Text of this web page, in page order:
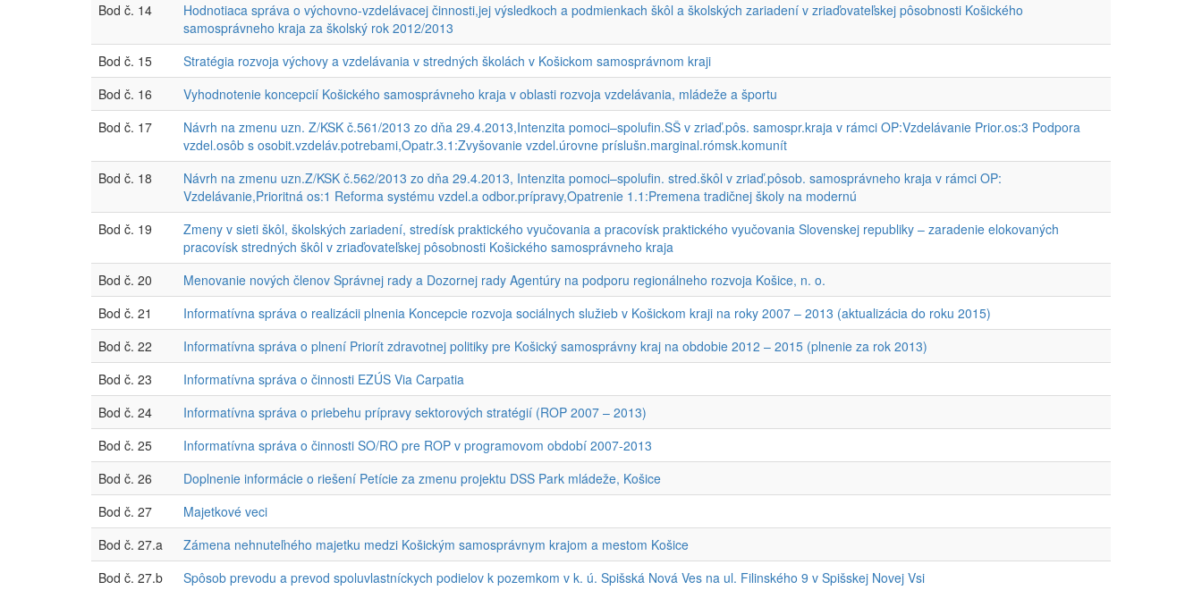
Bod č. 14
Hodnotiaca správa o výchovno-vzdelávacej činnosti,jej výsledkoch a podmienkach škôl a školských zariadení v zriaďovateľskej pôsobnosti Košického
samosprávneho kraja za školský rok 2012/2013
Bod č. 15
Stratégia rozvoja výchovy a vzdelávania v stredných školách v Košickom samosprávnom kraji
Bod č. 16
Vyhodnotenie koncepcií Košického samosprávneho kraja v oblasti rozvoja vzdelávania, mládeže a športu
Bod č. 17
Návrh na zmenu uzn. Z/KSK č.561/2013 zo dňa 29.4.2013,Intenzita pomoci–spolufin.SŠ v zriaď.pôs. samospr.kraja v rámci OP:Vzdelávanie Prior.os:3 Podpora
vzdel.osôb s osobit.vzdeláv.potrebami,Opatr.3.1:Zvyšovanie vzdel.úrovne príslušn.marginal.rómsk.komunít
Bod č. 18
Návrh na zmenu uzn.Z/KSK č.562/2013 zo dňa 29.4.2013, Intenzita pomoci–spolufin. stred.škôl v zriaď.pôsob. samosprávneho kraja v rámci OP:
Vzdelávanie,Prioritná os:1 Reforma systému vzdel.a odbor.prípravy,Opatrenie 1.1:Premena tradičnej školy na modernú
Bod č. 19
Zmeny v sieti škôl, školských zariadení, stredísk praktického vyučovania a pracovísk praktického vyučovania Slovenskej republiky – zaradenie elokovaných
pracovísk stredných škôl v zriaďovateľskej pôsobnosti Košického samosprávneho kraja
Bod č. 20
Menovanie nových členov Správnej rady a Dozornej rady Agentúry na podporu regionálneho rozvoja Košice, n. o.
Bod č. 21
Informatívna správa o realizácii plnenia Koncepcie rozvoja sociálnych služieb v Košickom kraji na roky 2007 – 2013 (aktualizácia do roku 2015)
Bod č. 22
Informatívna správa o plnení Priorít zdravotnej politiky pre Košický samosprávny kraj na obdobie 2012 – 2015 (plnenie za rok 2013)
Bod č. 23
Informatívna správa o činnosti EZÚS Via Carpatia
Bod č. 24
Informatívna správa o priebehu prípravy sektorových stratégií (ROP 2007 – 2013)
Bod č. 25
Informatívna správa o činnosti SO/RO pre ROP v programovom období 2007-2013
Bod č. 26
Doplnenie informácie o riešení Petície za zmenu projektu DSS Park mládeže, Košice
Bod č. 27
Majetkové veci
Bod č. 27.a
Zámena nehnuteľného majetku medzi Košickým samosprávnym krajom a mestom Košice
Bod č. 27.b
Spôsob prevodu a prevod spoluvlastníckych podielov k pozemkom v k. ú. Spišská Nová Ves na ul. Filinského 9 v Spišskej Novej Vsi